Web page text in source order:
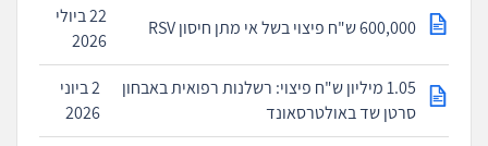
600,000 ש"ח פיצוי בשל אי מתן חיסון RSV
22 ביולי
2026
1.05 מיליון ש"ח פיצוי: רשלנות רפואית באבחון
סרטן שד באולטרסאונד
2 ביוני
2026